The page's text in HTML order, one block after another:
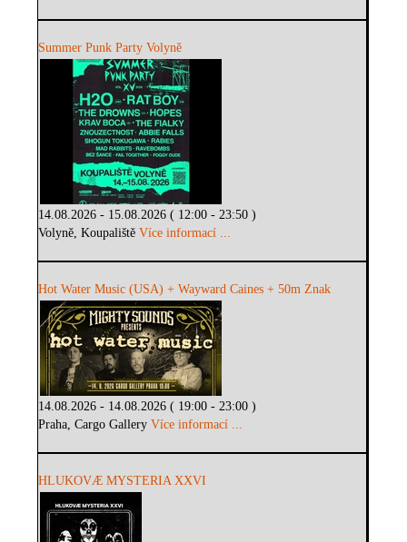
Summer Punk Party Volyně
14.08.2026 - 15.08.2026 ( 12:00 - 23:50 )
Volyně, KoupalištěVíce informací ...
Hot Water Music (USA) + Wayward Caines + 50m Znak
14.08.2026 - 14.08.2026 ( 19:00 - 23:00 )
Praha, Cargo GalleryVíce informací ...
HLUKOVÆ MYSTERIA XXVI